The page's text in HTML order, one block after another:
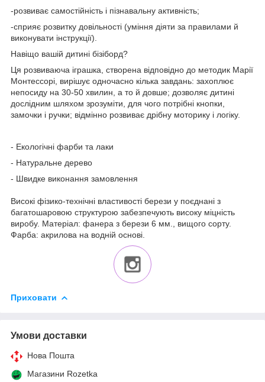
-розвиває самостійність і пізнавальну активність;
-сприяє розвитку довільності (уміння діяти за правилами й
виконувати інструкції).
Навіщо вашій дитині бізіборд?
Ця розвиваюча іграшка, створена відповідно до методик Марії
Монтессорі, вирішує одночасно кілька завдань: захоплює
непосиду на 30-50 хвилин, а то й довше; дозволяє дитині
дослідним шляхом зрозуміти, для чого потрібні кнопки,
замочки і ручки; відмінно розвиває дрібну моторику і логіку.
- Екологічні фарби та лаки
- Натуральне дерево
- Швидке виконання замовлення
Високі фізико-технічні властивості берези у поєднані з
багатошаровою структурою забезпечують високу міцність
виробу. Матеріал: фанера з берези 6 мм., вищого сорту.
Фарба: акрилова на водній основі.
Приховати
Умови доставки
Нова Пошта
Магазини Rozetka